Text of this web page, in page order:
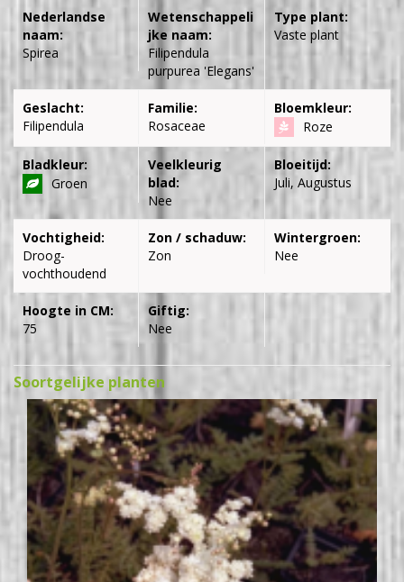
Nederlandse
naam:
Spirea
Wetenschappeli
jke naam:
Filipendula
purpurea 'Elegans'
Type plant:
Vaste plant
Geslacht:
Filipendula
Familie:
Rosaceae
Bloemkleur:
Roze
Bladkleur:
Groen
Veelkleurig
blad:
Nee
Bloeitijd:
Juli, Augustus
Vochtigheid:
Droog-
vochthoudend
Zon / schaduw:
Zon
Wintergroen:
Nee
Hoogte in CM:
75
Giftig:
Nee
Soortgelijke planten